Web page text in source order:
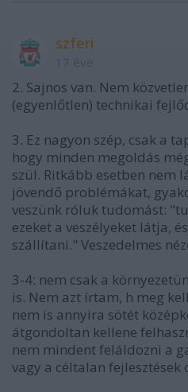
szferi
2. Sajnos van. Nem
(egyenlőtlen) technikai
3. Ez nagyon szép, csak a
hogy minden megoldás
szül. Ritkább esetben nem
jövendő problémákat,
veszünk róluk tudomást:
ezeket a veszélyeket látja,
szállítani." Veszedelmes
3-4: nem csak a
is. Nem azt írtam, h meg
nem is annyira sötét
átgondoltan kellene
nem mindent feláldozni a
vagy a céltalan fejlesztések